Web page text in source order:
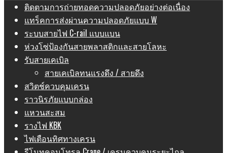
ติดตามการถ่ายทอดความปลอดภัยอย่างต่อเนื่อง
แทร็คการส่งผ่านความปลอดภัยแบบ W
ระบบสายไฟ C-rail แบบแบน
ห่วงโซ่ป้องกันสายพลาสติกและสายโลหะ
รับสายเคเบิล
สายเคเบิลทนแรงดึง / สายดึง
สวิตช์ควบคุมเครน
ราวนิรภัยแบบกล่อง
แหวนสะสม
รางไฟ KBK
ไฟเตือนทิศทางเครน